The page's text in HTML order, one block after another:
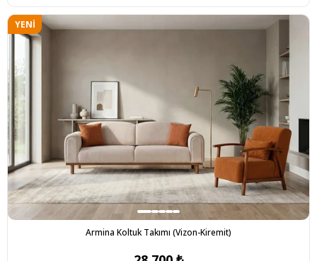
Armina Koltuk Takımı (Vizon-Kiremit)
YENI
ÜRÜN